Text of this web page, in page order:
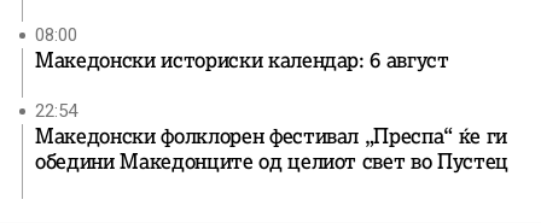
08:00
Македонски историски календар: 6 август
22:54
Македонски фолклорен фестивал „Преспа“ ќе ги
обедини Македонците од целиот свет во Пустец